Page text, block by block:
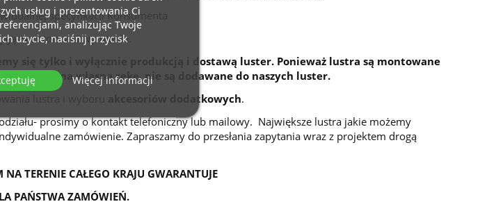
specyfikacji Konsumenta
zwrotom ani wymianie.
się tylko i wyłącznie produkcją i dostawą luster. Ponieważ lustra są montowane
się na własną rękę, nie są dodawane do naszych luster.
lustra i wyboru
akcesoriów dodatkowych.
prosimy o kontakt telefoniczny lub mailowy. Największe lustra jakie możemy
zamówienie. Zapraszamy do przesłania zapytania wraz z projektem drogą
TERENIE CAŁEGO KRAJU GWARANTUJE
PAŃSTWA ZAMÓWIEŃ.
usług i prezentowania Ci
analizując Twoje
użycie, naciśnij przycisk
Więcej informacji